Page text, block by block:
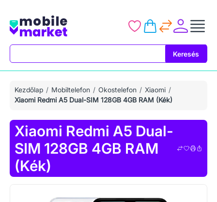
Keresés
Kezdőlap Mobiltelefon Okostelefon
Xiaomi
Xiaomi Redmi A5 Dual-SIM 128GB 4GB RAM (Kék)
Xiaomi Redmi A5 Dual-
SIM 128GB 4GB RAM
(Kék)